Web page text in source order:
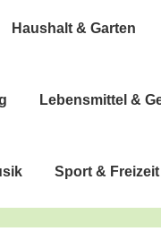
Haus­halt & Garten
Lebens­mit­tel &
Sport & Freizeit